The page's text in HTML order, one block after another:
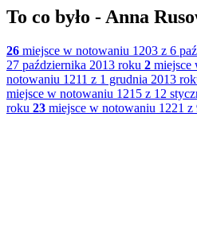
To co było - Anna
26 miejsce w notowaniu 1203 z 6
27 października 2013 roku 2 miejsce
notowaniu 1211 z 1 grudnia 2013
miejsce w notowaniu 1215 z 12
roku 23 miejsce w notowaniu 1221 z